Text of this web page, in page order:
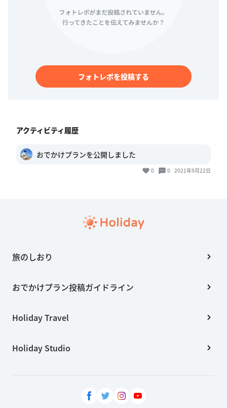
フォトレポを投稿する
アクティビティ履歴
おでかけプランを公開しました
0 0 2021年9月22日
旅のしおり
おでかけプラン投稿ガイドライン
Holiday Travel
Holiday Studio